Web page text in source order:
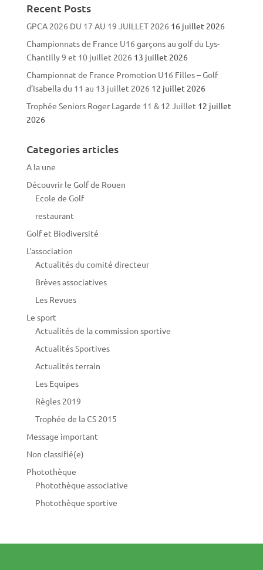
Recent Posts
GPCA 2026 DU 17 AU 19 JUILLET 2026 16 juillet 2026
Championnats de France U16 garçons au golf du Lys-
Chantilly 9 et 10 juillet 2026 13 juillet 2026
Championnat de France Promotion U16 Filles – Golf
d’Isabella du 11 au 13 juillet 2026 12 juillet 2026
Trophée Seniors Roger Lagarde 11 & 12 Juillet 12 juillet
2026
Categories articles
A la une
Découvrir le Golf de Rouen
Ecole de Golf
restaurant
Golf et Biodiversité
L'association
Actualités du comité directeur
Brèves associatives
Les Revues
Le sport
Actualités de la commission sportive
Actualités Sportives
Actualités terrain
Les Equipes
Règles 2019
Trophée de la CS 2015
Message important
Non classifié(e)
Photothèque
Photothèque associative
Photothèque sportive